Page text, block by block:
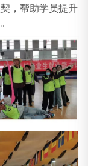
，帮助学员提升